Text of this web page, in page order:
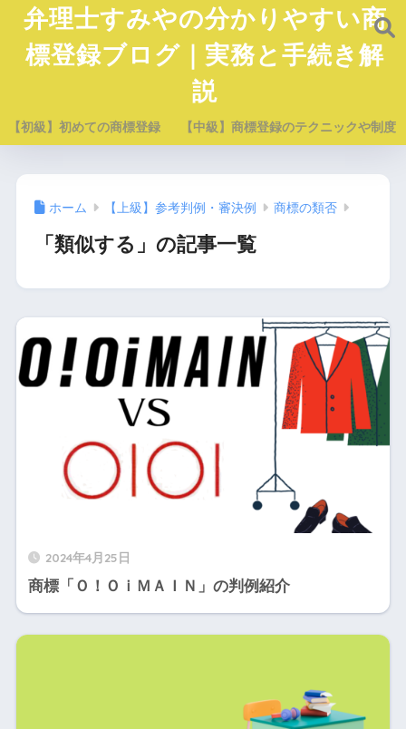
弁理士すみやの分かりやすい商
標登録ブログ｜実務と手続き解
説
【初級】初めての商標登録 【中級】商標登録のテクニックや制度
ホーム 【上級】参考判例・審決例 商標の類否
「類似する」の記事一覧
2024年4月25日
商標「Ｏ！ＯｉＭＡＩＮ」の判例紹介